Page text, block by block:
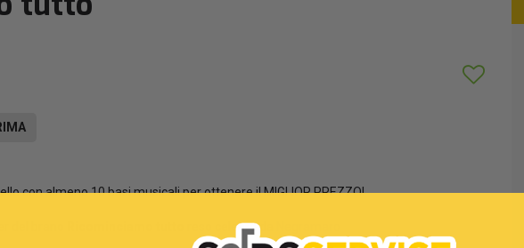
con almeno 10 basi musicali per ottenere il MIGLIOR PREZZO!
del brano reso celebre da